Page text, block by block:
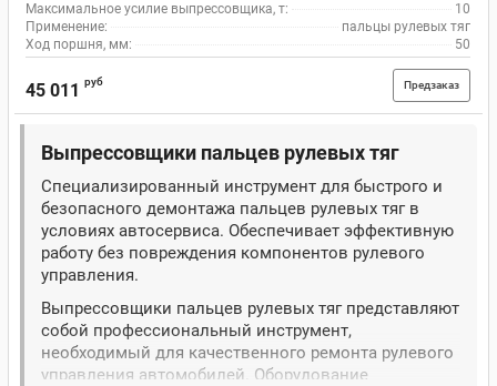
Максимальное усилие выпрессовщика, т:
10
Применение:
пальцы рулевых тяг
Ход поршня, мм:
50
45 011 руб Предзаказ
Выпрессовщики пальцев рулевых тяг
Специализированный инструмент для быстрого и
безопасного демонтажа пальцев рулевых тяг в
условиях автосервиса. Обеспечивает эффективную
работу без повреждения компонентов рулевого
управления.
Выпрессовщики пальцев рулевых тяг представляют
собой профессиональный инструмент,
необходимый для качественного ремонта рулевого
управления автомобилей. Оборудование